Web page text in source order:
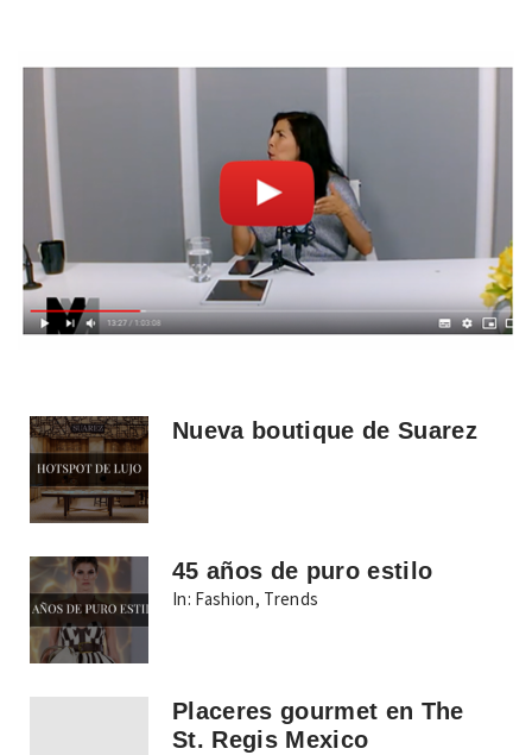
Nueva boutique de Suarez
45 años de puro estilo
In: Fashion, Trends
Placeres gourmet en The
St. Regis Mexico